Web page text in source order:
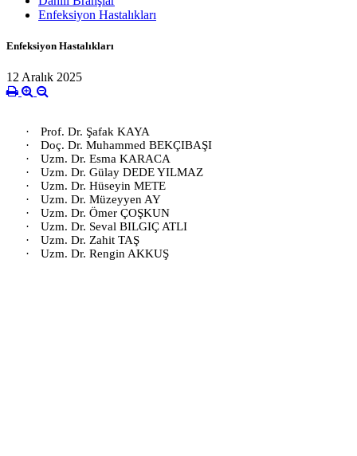
Enfeksiyon Hastalıkları
Enfeksiyon Hastalıkları
12 Aralık 2025
·
Prof. Dr. Şafak KAYA
·
Doç. Dr. Muhammed BEKÇIBAŞI
·
Uzm. Dr. Esma KARACA
·
Uzm. Dr. Gülay DEDE YILMAZ
·
Uzm. Dr. Hüseyin METE
·
Uzm. Dr. Müzeyyen AY
·
Uzm. Dr. Ömer ÇOŞKUN
·
Uzm. Dr. Seval BILGIÇ ATLI
·
Uzm. Dr. Zahit TAŞ
·
Uzm. Dr. Rengin AKKUŞ